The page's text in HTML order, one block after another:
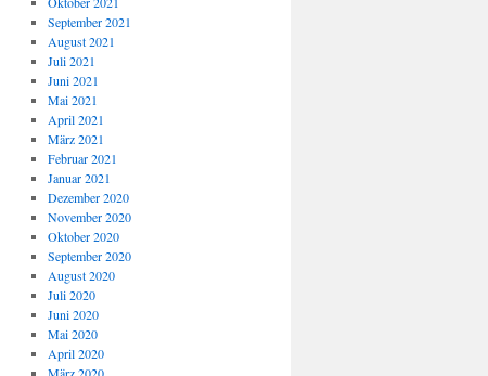
September 2021
August 2021
Juli 2021
Juni 2021
Mai 2021
April 2021
März 2021
Februar 2021
Januar 2021
Dezember 2020
November 2020
Oktober 2020
September 2020
August 2020
Juli 2020
Juni 2020
Mai 2020
April 2020